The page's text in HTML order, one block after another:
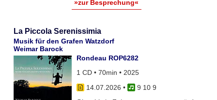
»zur Besprechung«
La Piccola Serenissimia
Musik für den Grafen Watzdorf
Weimar Barock
Rondeau ROP6282
1 CD • 70min • 2025
14.07.2026 •
9 10 9